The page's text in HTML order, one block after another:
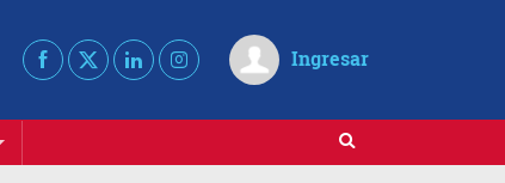
Ingresar